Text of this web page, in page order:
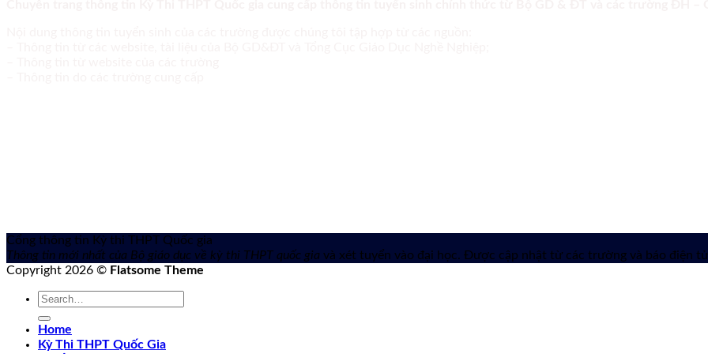
Cổng thông tin Kỳ thi THPT Quốc gia
Thông tin mới nhất của Bộ giáo dục về kỳ thi THPT quốc gia và xét tuyển vào đại học. Được cập nhật từ các trường và báo điện
Copyright 2026 © Flatsome Theme
Home
Kỳ Thi THPT Quốc Gia